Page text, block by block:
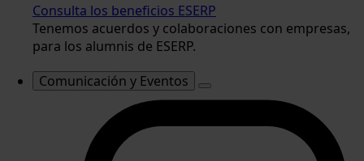
Consulta los beneficios ESERP
Tenemos acuerdos y colaboraciones con empresas,
para los alumnis de ESERP.
Comunicación y Eventos